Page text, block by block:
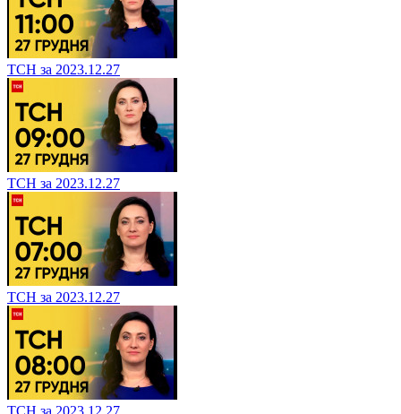
ТСН за 2023.12.27
ТСН за 2023.12.27
ТСН за 2023.12.27
ТСН за 2023.12.27